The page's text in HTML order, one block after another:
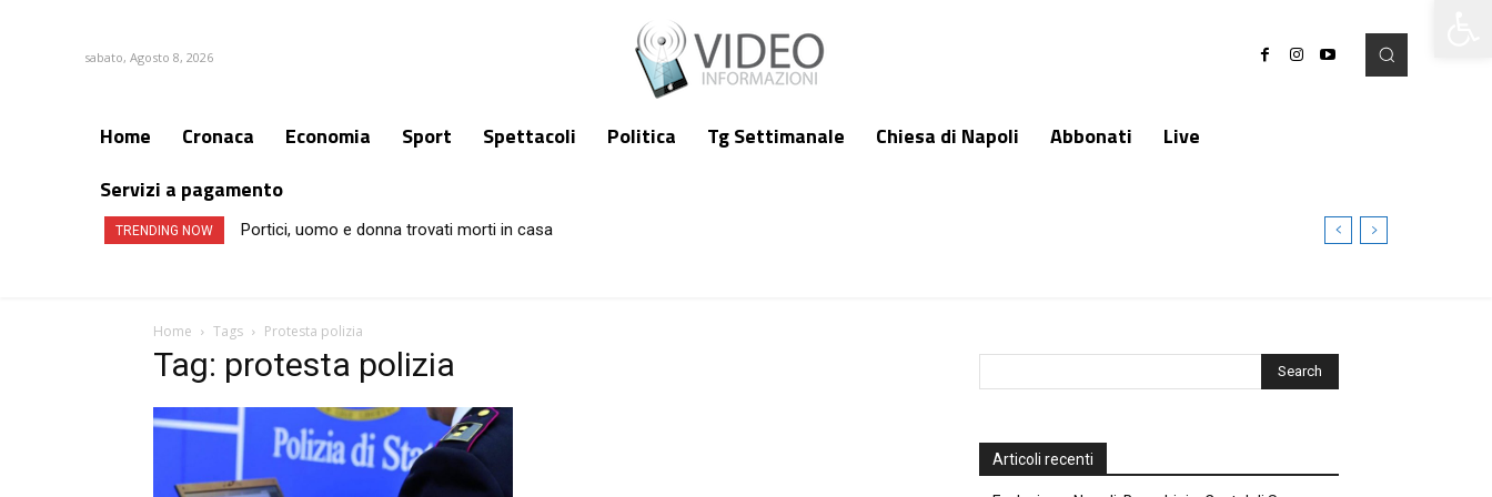
sabato, Agosto 8, 2026
Home Cronaca Economia Sport Spettacoli Politica Tg Settimanale Chiesa di Napoli Abbonati
Live
Servizi a pagamento
TRENDING NOW Portici, uomo e donna trovati morti in casa
Home Tags Protesta polizia
Tag: protesta polizia
Articoli recenti